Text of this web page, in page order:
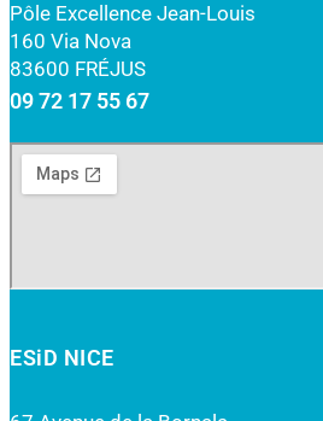
Pôle Excellence Jean-Louis
160 Via Nova
83600 FRÉJUS
09 72 17 55 67
ESiD NICE